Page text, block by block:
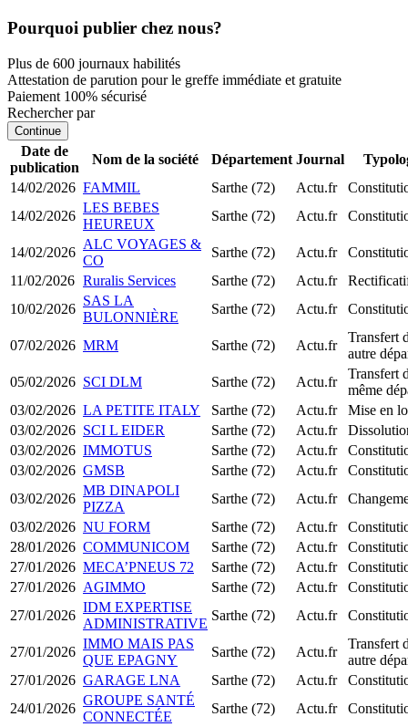
Pourquoi publier chez nous?
Plus de 600 journaux habilités
Attestation de parution pour le greffe immédiate et gratuite
Paiement 100% sécurisé
Rechercher par
Continue
Date de
publication
Nom de la société Département Journal
14/02/2026 FAMMIL Sarthe (72) Actu.fr
14/02/2026
LES BEBES
HEUREUX
Sarthe (72) Actu.fr
14/02/2026
ALC VOYAGES &
CO
Sarthe (72) Actu.fr
11/02/2026 Ruralis Services Sarthe (72) Actu.fr
10/02/2026
SAS LA
BULONNIÈRE
Sarthe (72) Actu.fr
07/02/2026 MRM Sarthe (72) Actu.fr
Transfert
autre
05/02/2026 SCI DLM Sarthe (72) Actu.fr
Transfert
même
03/02/2026 LA PETITE ITALY Sarthe (72) Actu.fr
Mise en
03/02/2026 SCI L EIDER Sarthe (72) Actu.fr
03/02/2026 IMMOTUS Sarthe (72) Actu.fr
03/02/2026 GMSB Sarthe (72) Actu.fr
03/02/2026
MB DINAPOLI
PIZZA
Sarthe (72) Actu.fr
03/02/2026 NU FORM Sarthe (72) Actu.fr
28/01/2026 COMMUNICOM Sarthe (72) Actu.fr
27/01/2026 MECA’PNEUS 72 Sarthe (72) Actu.fr
27/01/2026 AGIMMO Sarthe (72) Actu.fr
27/01/2026
IDM EXPERTISE
ADMINISTRATIVE
Sarthe (72) Actu.fr
27/01/2026
IMMO MAIS PAS
QUE EPAGNY
Sarthe (72) Actu.fr
Transfert
autre
27/01/2026 GARAGE LNA Sarthe (72) Actu.fr
24/01/2026
GROUPE SANTÉ
CONNECTÉE
Sarthe (72) Actu.fr